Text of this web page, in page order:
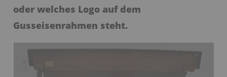
oder welches Logo auf dem
Gusseisenrahmen steht.